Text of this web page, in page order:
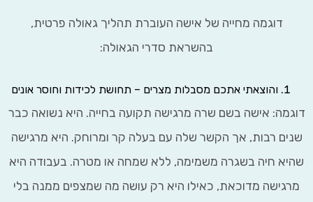
דוגמה מחייה של אישה העוברת תהליך גאולה פרטית,
בהשראת סדרי הגאולה:
והוצאתי אתכם מסבלות מצרים – תחושת לכידות וחוסר אונים
אישה בשם שרה מרגישה תקועה בחייה. היא נשואה כבר
רבות, אך הקשר שלה עם בעלה קר ומרוחק. היא מרגישה
חיה בשגרה משמימה, ללא שמחה או מטרה. בעבודה היא
מדוכאת, כאילו היא רק עושה מה שמצפים ממנה בלי